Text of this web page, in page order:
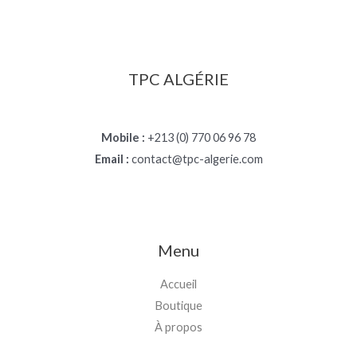
TPC ALGÉRIE
Mobile : +213 (0) 770 06 96 78
Email : contact@tpc-algerie.com
Menu
Accueil
Boutique
À propos